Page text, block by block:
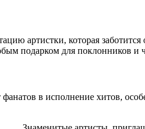
артистки, которая
подарком для поклонников и
в исполнение хитов,